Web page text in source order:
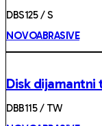
DBS125 / S
NOVOABRASIVE
Disk dijamantni
DBB115 / TW